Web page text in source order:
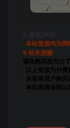
版权声明
· 本站资源均为
® 站长提醒
请在购买前充分
· 以上资源为付
· 未登录用户购
· 本站资源全部